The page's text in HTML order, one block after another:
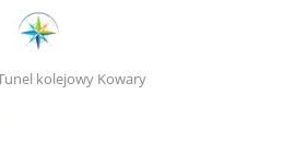
kolejowy Kowary